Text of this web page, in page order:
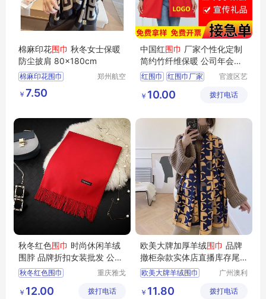
棉麻印花围巾 秋冬女士保暖
防尘披肩 80x180cm
棉麻印花围巾
女秋冬围巾
2022韩版围巾
郑州航空
￥ 7.50
中国红围巾 厂家个性化定制
简约竹纤维保暖 公司年会聚
会庆典
红围巾
红围巾厂家
云南红围巾
官渡区艺
营部
￥ 10.00 拨打电话
秋冬红色围巾 时尚休闲羊绒
围脖 品牌折扣女装批发 公司
年终礼品定制
秋冬红色围巾
品牌折扣女装批发
重庆雅戈
有限公司
￥ 12.00 拨打电话
欧美大牌加厚羊绒围巾 品牌
撤柜杂款实体店直播库存尾
货 四季青服饰
欧美大牌羊绒围巾
围巾杂款货源
广州澳利
限公司
￥ 11.80 拨打电话